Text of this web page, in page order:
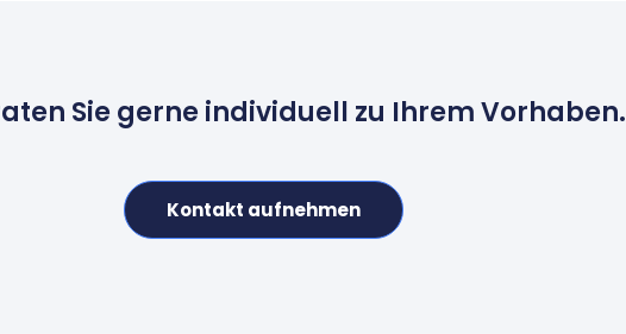
Sie gerne individuell zu Ihrem Vorhaben.
Kontakt aufnehmen